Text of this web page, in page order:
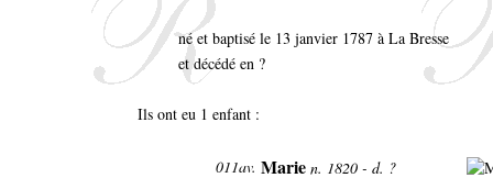
né et baptisé le 13 janvier 1787 à La Bresse
et décédé en ?
Ils ont eu 1 enfant :
011av. Marie n. 1820 - d. ?